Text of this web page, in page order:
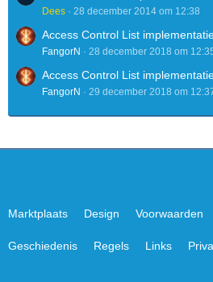
Dees 28 december 2014 om 12:38
Access Control List
FangorN 28 december 2018 om
Access Control List
FangorN 29 december 2018 om
Marktplaats Design Voorwaarden
Geschiedenis Regels Links